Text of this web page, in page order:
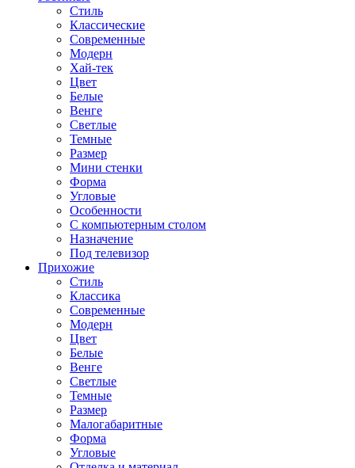
Стиль
Классические
Современные
Модерн
Хай-тек
Цвет
Белые
Венге
Светлые
Темные
Размер
Мини стенки
Форма
Угловые
Особенности
С компьютерным столом
Назначение
Под телевизор
Прихожие
Стиль
Классика
Современные
Модерн
Цвет
Белые
Венге
Светлые
Темные
Размер
Малогабаритные
Форма
Угловые